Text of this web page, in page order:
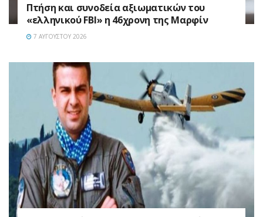
Πτήση και συνοδεία αξιωματικών του
«ελληνικού FBI» η 46χρονη της Μαρφίν
7 ΑΥΓΟΎΣΤΟΥ 2026